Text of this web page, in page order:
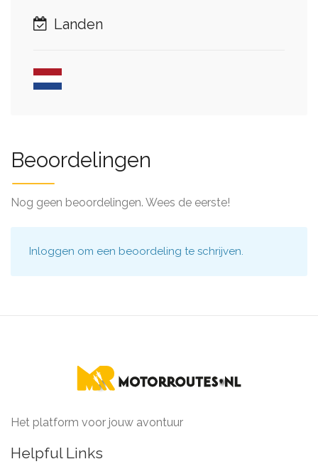
Landen
Beoordelingen
Nog geen beoordelingen. Wees de eerste!
Inloggen om een beoordeling te schrijven.
Het platform voor jouw avontuur
Helpful Links